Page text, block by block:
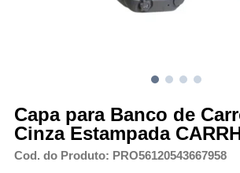
Capa para Banco de
Cinza Estampada
Cod. do Produto: PRO56120543667958